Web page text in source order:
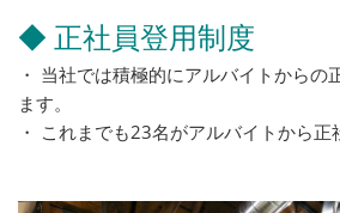
◆ 正社員登用制度
・ 当社では積極的にアルバイトからの
ます。
・ これまでも23名がアルバイトから正